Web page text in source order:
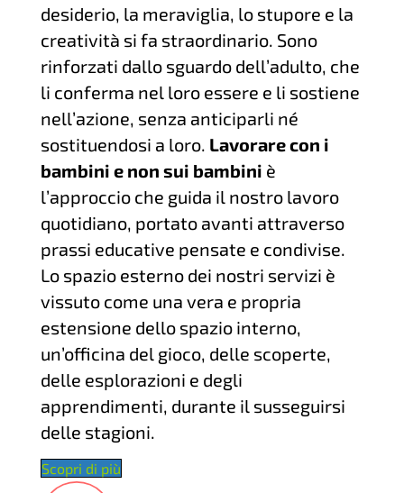
desiderio, la meraviglia, lo stupore e la
creatività si fa straordinario. Sono
rinforzati dallo sguardo dell’adulto, che
li conferma nel loro essere e li sostiene
nell’azione, senza anticiparli né
sostituendosi a loro. Lavorare con i
bambini e non sui bambini è
l’approccio che guida il nostro lavoro
quotidiano, portato avanti attraverso
prassi educative pensate e condivise.
Lo spazio esterno dei nostri servizi è
vissuto come una vera e propria
estensione dello spazio interno,
un’officina del gioco, delle scoperte,
delle esplorazioni e degli
apprendimenti, durante il susseguirsi
delle stagioni.
Scopri di più